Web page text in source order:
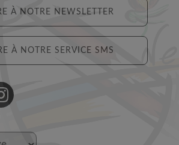
À NOTRE NEWSLETTER
À NOTRE SERVICE SMS